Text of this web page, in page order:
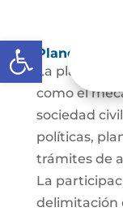
Abrir barra de
Planeación
La
como el
sociedad
políticas,
trámites de
La
delimitación